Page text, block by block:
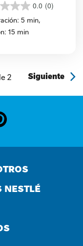
0.0 (0)
5 min,
15 min
2 Siguiente
NESTLÉ